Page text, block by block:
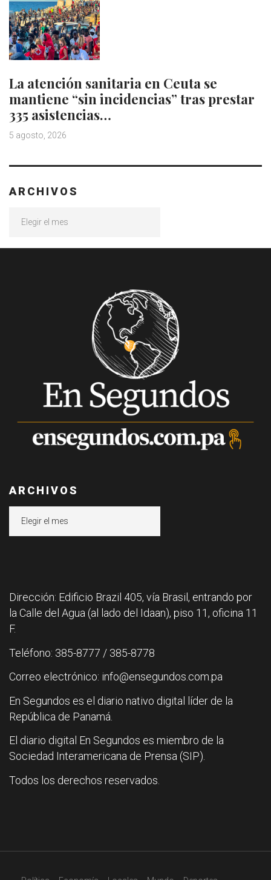
La atención sanitaria en Ceuta se
mantiene “sin incidencias” tras prestar
335 asistencias…
5 agosto, 2026
ARCHIVOS
ARCHIVOS
Dirección: Edificio Brazil 405, vía Brasil, entrando por
la Calle del Agua (al lado del Idaan), piso 11, oficina 11
F.
Teléfono: 385-8777 / 385-8778
Correo electrónico: info@ensegundos.com.pa
En Segundos es el diario nativo digital líder de la
República de Panamá.
El diario digital En Segundos es miembro de la
Sociedad Interamericana de Prensa (SIP).
Todos los derechos reservados.